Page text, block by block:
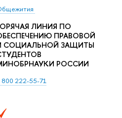
ЛИНИЯ ПО
ПРАВОВОЙ
СОЦИАЛЬНОЙ ЗАЩИТЫ
РОССИИ
800 222-55-71